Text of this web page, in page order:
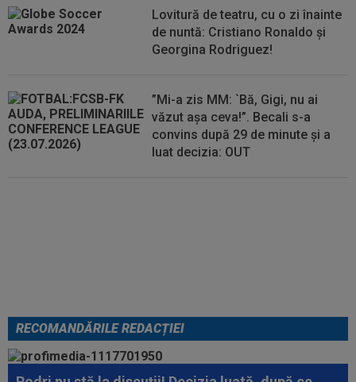
Lovitură de teatru, cu o zi înainte
de nuntă: Cristiano Ronaldo și
Georgina Rodriguez!
”Mi-a zis MM: `Bă, Gigi, nu ai
văzut așa ceva!”. Becali s-a
convins după 29 de minute și a
luat decizia: OUT
RECOMANDĂRILE REDACȚIEI